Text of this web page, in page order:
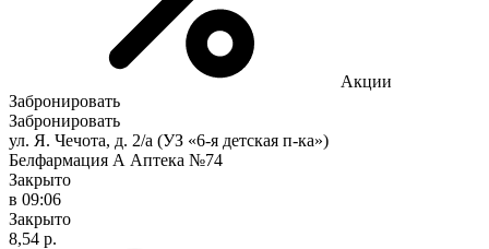
Акции
Забронировать
Забронировать
ул. Я. Чечота, д. 2/а (УЗ «6-я детская п-ка»)
Белфармация А Аптека №74
Закрыто
в 09:06
Закрыто
8,54 р.